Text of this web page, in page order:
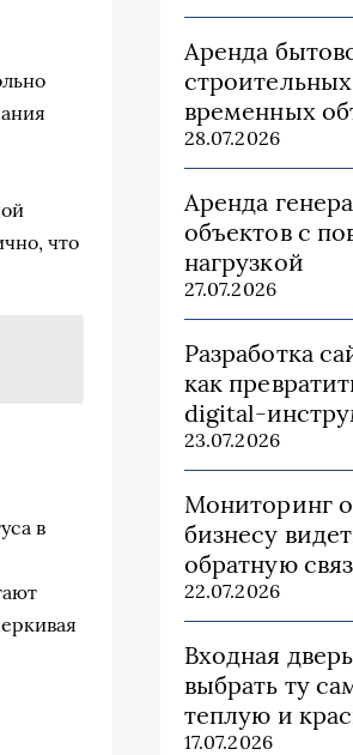
что
в
Аренда
временных
28.07.2026
Аренда
объектов с
нагрузкой
27.07.2026
Разработка
как
digital-
23.07.2026
Мониторинг
бизнесу
обратную
22.07.2026
Входная
выбрать ту
теплую и
17.07.2026